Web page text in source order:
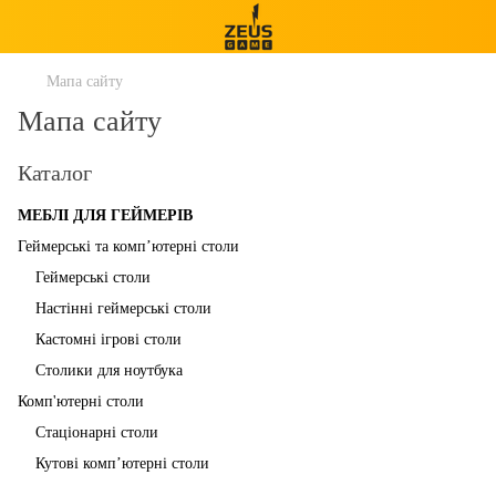
Мапа сайту
Мапа сайту
Каталог
МЕБЛІ ДЛЯ ГЕЙМЕРІВ
Геймерські та комп’ютерні столи
Геймерські столи
Настінні геймерські столи
Кастомні ігрові столи
Столики для ноутбука
Комп'ютерні столи
Стаціонарні столи
Кутові комп’ютерні столи